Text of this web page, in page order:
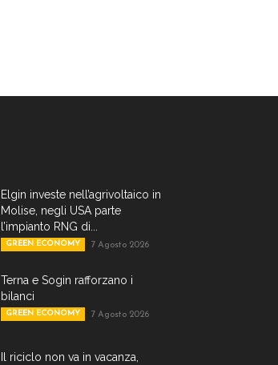
Elgin investe nell’agrivoltaico in
Molise, negli USA parte
l’impianto RNG di...
GREEN ECONOMY 7 Agosto 2026
Terna e Sogin rafforzano i
bilanci
GREEN ECONOMY 7 Agosto 2026
Il riciclo non va in vacanza,